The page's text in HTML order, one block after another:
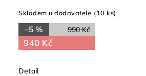
Skladem u dodavatele (10 ks)
990 Kč
–5 %
940 Kč
Detail